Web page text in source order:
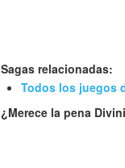
Sagas relacionadas:
Todos los juegos
¿Merece la pena